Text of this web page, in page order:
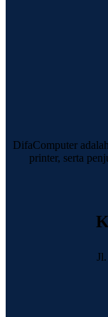
DifaComputer
printer, serta